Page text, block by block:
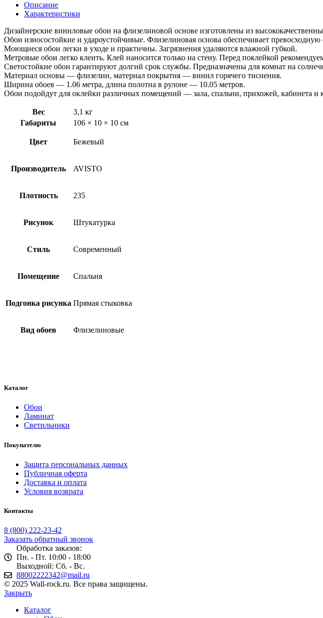
Описание
Характеристики
Дизайнерские виниловые обои на флизелиновой основе изготовлены из
Обои износостойкие и удароустойчивые. Флизелиновая основа обеспечивает
Моющиеся обои легки в уходе и практичны. Загрязнения удаляются влажной губкой.
Метровые обои легко клеить. Клей наносится только на стену. Перед поклейкой
Светостойкие обои гарантируют долгий срок службы. Предназначены для комнат на
Материал основы — флизелин, материал покрытия — винил горячего тиснения.
Ширина обоев — 1.06 метра, длина полотна в рулоне — 10.05 метров.
Обои подойдут для оклейки различных помещений — зала, спальни, прихожей, кабинета
Вес
3,1 кг
Габариты
106 × 10 × 10 см
Цвет Бежевый
Производитель AVISTO
Плотность 235
Рисунок Штукатурка
Стиль Современный
Помещение Спальня
Подгонка рисунка Прямая стыковка
Вид обоев Флизелиновые
Каталог
Обои
Ламинат
Светильники
Покупателю
Защита персональных данных
Публичная оферта
Доставка и оплата
Условия возврата
Контакты
8 (800) 222-23-42
Заказать обратный звонок
Обработка заказов:
Пн. - Пт. 10:00 - 18:00
Выходной: Сб. - Вс.
88002222342@mail.ru
© 2025 Wall-rock.ru. Все права защищены.
Закрыть
Каталог